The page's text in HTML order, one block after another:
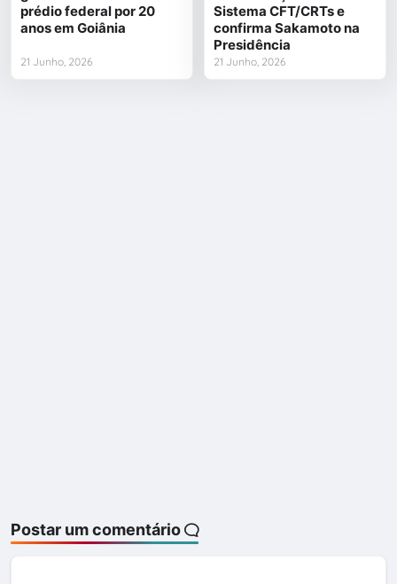
prédio federal por 20
anos em Goiânia
21 Junho, 2026
Sistema CFT/CRTs e
confirma Sakamoto na
Presidência
21 Junho, 2026
Postar um comentário